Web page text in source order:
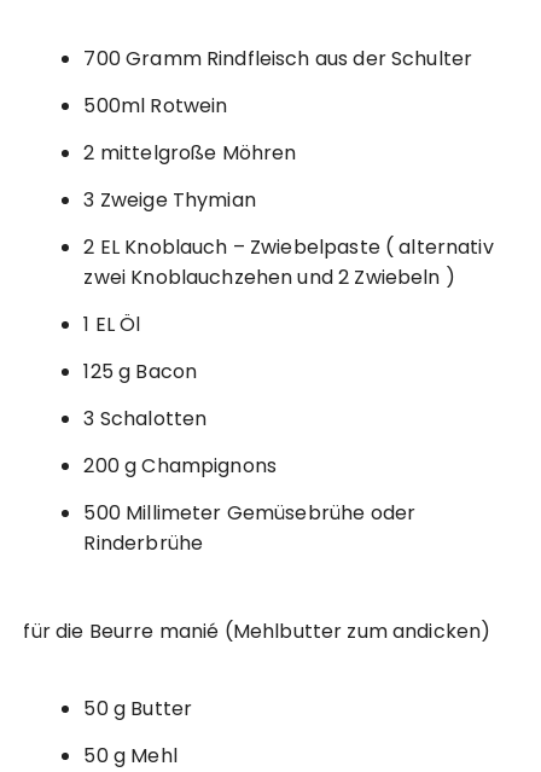
700 Gramm Rindfleisch aus der Schulter
500ml Rotwein
2 mittelgroße Möhren
3 Zweige Thymian
2 EL Knoblauch – Zwiebelpaste ( alternativ
zwei Knoblauchzehen und 2 Zwiebeln )
1 EL Öl
125 g Bacon
3 Schalotten
200 g Champignons
500 Millimeter Gemüsebrühe oder
Rinderbrühe
für die Beurre manié (Mehlbutter zum andicken)
50 g Butter
50 g Mehl